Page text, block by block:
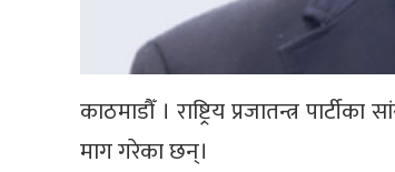
काठमाडौँ । राष्ट्रिय प्रजातन्त्र
माग गरेका छन्।